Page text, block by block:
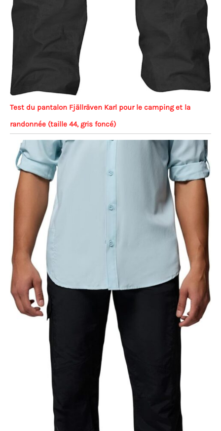
Test du pantalon Fjällräven Karl pour le camping et la
randonnée (taille 44, gris foncé)